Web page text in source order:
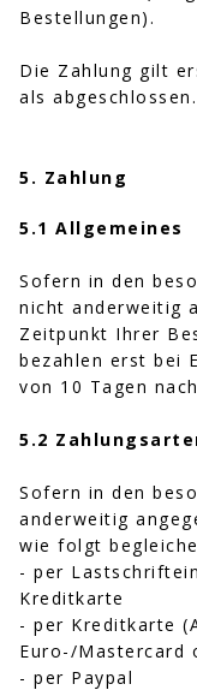
Bestellungen).
Die Zahlung gilt
als abgeschlossen.
5. Zahlung
5.1 Allgemeines
Sofern in den
nicht anderweitig
Zeitpunkt Ihrer
bezahlen erst bei
von 10 Tagen
5.2
Sofern in den
anderweitig
wie folgt
- per
Kreditkarte
- per Kreditkarte
Euro-/Mastercard
- per Paypal